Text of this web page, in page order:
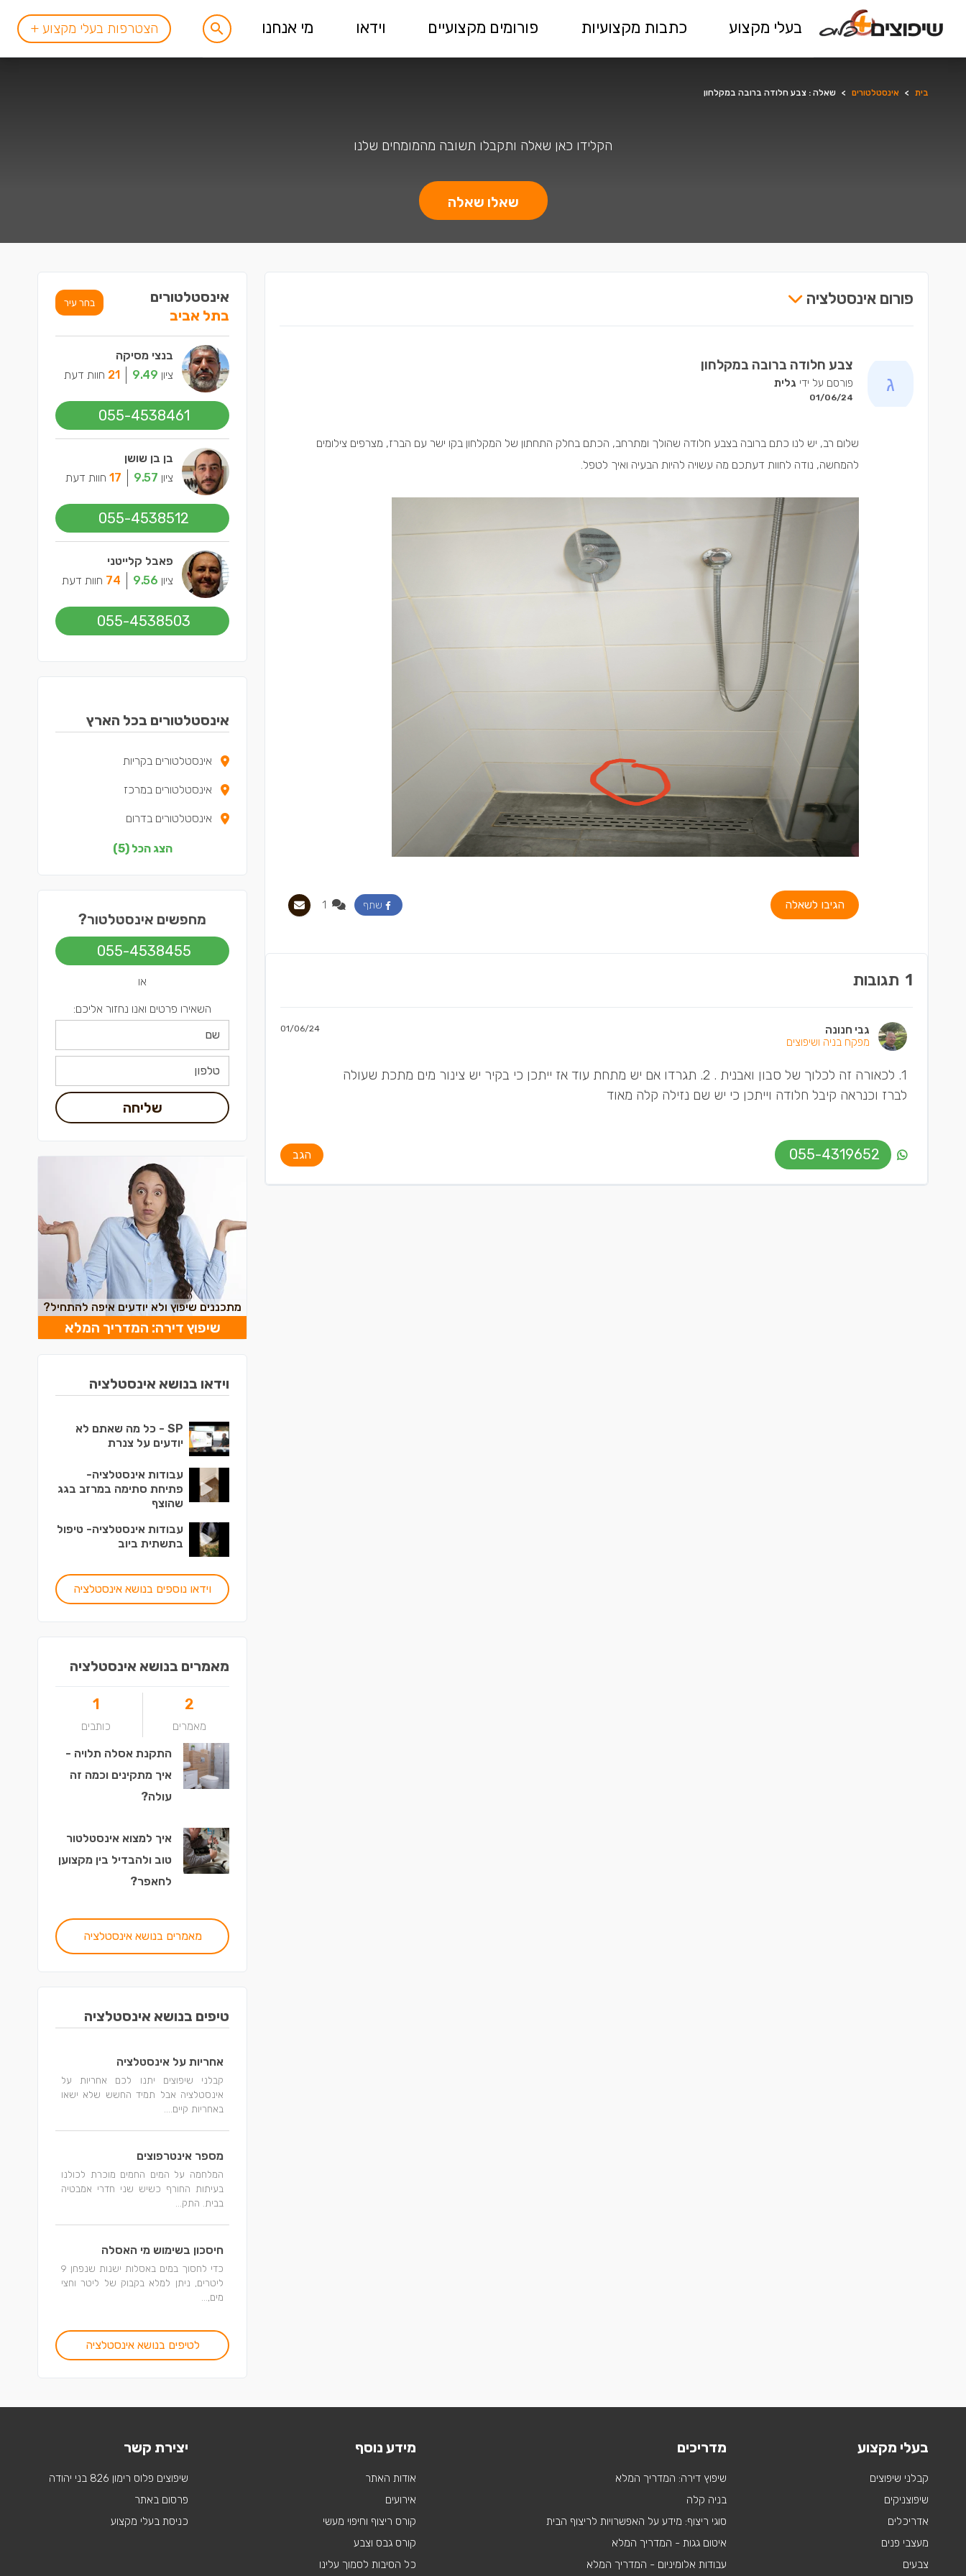
בעלי מקצוע כתבות מקצועיות פורומים מקצועיים וידאו מי אנחנו הצטרפות בעלי מקצוע +
בית > אינסטלטורים > שאלה : צבע חלודה ברובה במקלחון
הקלידו כאן שאלה ותקבלו תשובה מהמומחים שלנו
שאלו שאלה
פורום אינסטלציה
צבע חלודה ברובה במקלחון
פורסם על ידי גלית
01/06/24
שלום רב, יש לנו כתם ברובה בצבע חלודה שהולך ומתרחב, הכתם בחלק התחתון של המקלחון בקו ישר עם הברז, מצרפים צילומים
להמחשה, נודה לחוות דעתכם מה עשויה להיות הבעיה ואיך לטפל.
הגיבו לשאלה שתף
1 תגובות
גבי חנונה
מפקח בניה ושיפוצים
01/06/24
1. לכאורה זה לכלוך של סבון ואבנית . 2. תגרדו אם יש מתחת עוד אז ייתכן כי בקיר יש צינור מים מתכת שעולה
לברז וכנראה קיבל חלודה וייתכן כי יש שם נזילה קלה מאוד
055-4319652 הגב
אינסטלטורים
בתל אביב
בחר עיר
בנצי מסיקה
ציון 9.49
21 חוות דעת
055-4538461
בן בן שושן
ציון 9.57
17 חוות דעת
055-4538512
פאבל קלייטני
ציון 9.56
74 חוות דעת
055-4538503
אינסטלטורים בכל הארץ
אינסטלטורים בקריות
אינסטלטורים במרכז
אינסטלטורים בדרום
אינסטלטורים בשפלה
אינסטלטורים בתל אביב
הצג הכל (5)
מחפשים אינסטלטור?
055-4538455
או
השאירו פרטים ואנו נחזור אליכם:
שליחה
מתכננים שיפוץ ולא יודעים איפה להתחיל?
שיפוץ דירה: המדריך המלא
וידאו בנושא אינסטלציה
SP - כל מה שאתם לא
יודעים על צנרת
עבודות אינסטלציה-
פתיחת סתימה במרזב בגג
שהוצף
עבודות אינסטלציה- טיפול
בתשתית ביוב
וידאו נוספים בנושא אינסטלציה
מאמרים בנושא אינסטלציה
2
מאמרים
1
כותבים
התקנת אסלה תלויה -
איך מתקינים וכמה זה
עולה?
איך למצוא אינסטלטור
טוב ולהבדיל בין מקצוען
לחאפר?
מאמרים בנושא אינסטלציה
טיפים בנושא אינסטלציה
אחריות על אינסטלציה
קבלני שיפוצים יתנו לכם אחריות על
אינסטלציה אבל תמיד החשש שלא ישאו
באחריות קיים....
מספר אינטרפוצים
המלחמה על המים החמים מוכרת לכולנו
בעיתות החורף כשיש שני חדרי אמבטיה
בבית. התק...
חיסכון בשימוש מי האסלה
כדי לחסוך במים באסלות ישנות שנפחן 9
ליטרים, ניתן למלא בקבוק של ליטר וחצי
מים,...
לטיפים בנושא אינסטלציה
בעלי מקצוע
קבלני שיפוצים
שיפוצניקים
אדריכלים
מעצבי פנים
צבעים
מדריכים
שיפוץ דירה: המדריך המלא
בניה קלה
סוגי ריצוף: מידע על האפשרויות לריצוף הבית
איטום גגות - המדריך המלא
עבודות אלומיניום - המדריך המלא
מידע נוסף
אודות האתר
אירועים
קורס ריצוף וחיפוי מעשי
קורס גבס וצבע
כל הסיבות לסמוך עלינו
יצירת קשר
שיפוצים פלוס רימון 826 בני יהודה
פרסום באתר
כניסת בעלי מקצוע